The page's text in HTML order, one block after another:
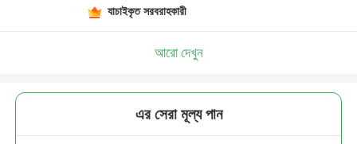
যাচাইকৃত সরবরাহকারী
আরো দেখুন
এর সেরা মূল্য পান